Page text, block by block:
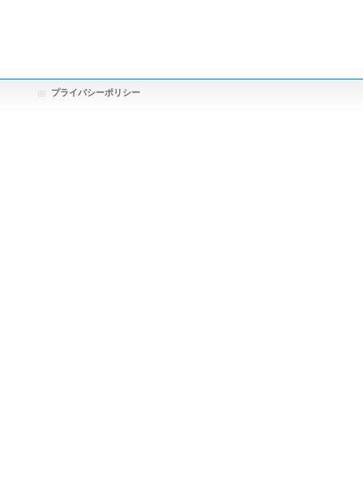
プライバシーポリシー